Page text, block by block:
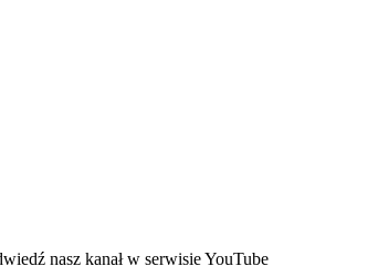
- otwiera się w nowej karcie
nasz kanał w serwisie YouTube